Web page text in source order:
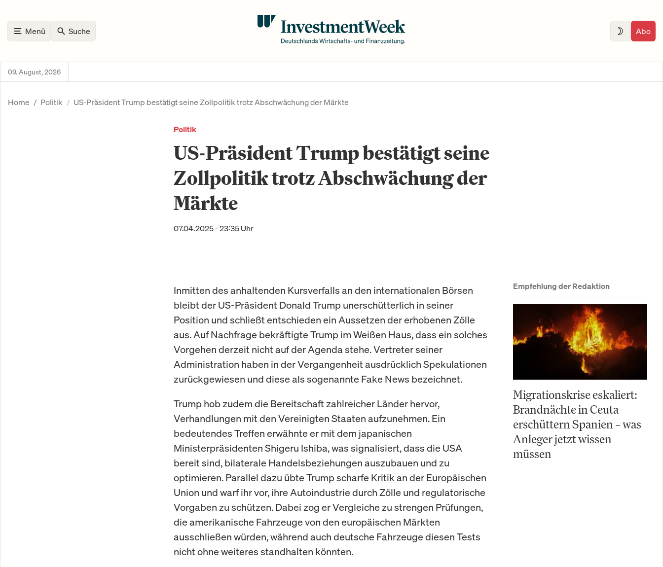
Menü Suche Abo
09. August, 2026
Home Politik US-Präsident Trump bestätigt seine Zollpolitik trotz Abschwächung der Märkte
Politik
US-Präsident Trump bestätigt seine
Zollpolitik trotz Abschwächung der
Märkte
07.04.2025 - 23:35 Uhr
Inmitten des anhaltenden Kursverfalls an den internationalen Börsen
bleibt der US-Präsident Donald Trump unerschütterlich in seiner
Position und schließt entschieden ein Aussetzen der erhobenen Zölle
aus. Auf Nachfrage bekräftigte Trump im Weißen Haus, dass ein solches
Vorgehen derzeit nicht auf der Agenda stehe. Vertreter seiner
Administration haben in der Vergangenheit ausdrücklich Spekulationen
zurückgewiesen und diese als sogenannte Fake News bezeichnet.
Trump hob zudem die Bereitschaft zahlreicher Länder hervor,
Verhandlungen mit den Vereinigten Staaten aufzunehmen. Ein
bedeutendes Treffen erwähnte er mit dem japanischen
Ministerpräsidenten Shigeru Ishiba, was signalisiert, dass die USA
bereit sind, bilaterale Handelsbeziehungen auszubauen und zu
optimieren. Parallel dazu übte Trump scharfe Kritik an der Europäischen
Union und warf ihr vor, ihre Autoindustrie durch Zölle und regulatorische
Vorgaben zu schützen. Dabei zog er Vergleiche zu strengen Prüfungen,
die amerikanische Fahrzeuge von den europäischen Märkten
ausschließen würden, während auch deutsche Fahrzeuge diesen Tests
nicht ohne weiteres standhalten könnten.
Empfehlung der Redaktion
Migrationskrise eskaliert:
Brandnächte in Ceuta
erschüttern Spanien – was
Anleger jetzt wissen
müssen